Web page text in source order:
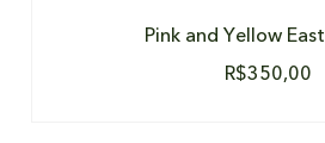
Pink and Yellow
R$350,00